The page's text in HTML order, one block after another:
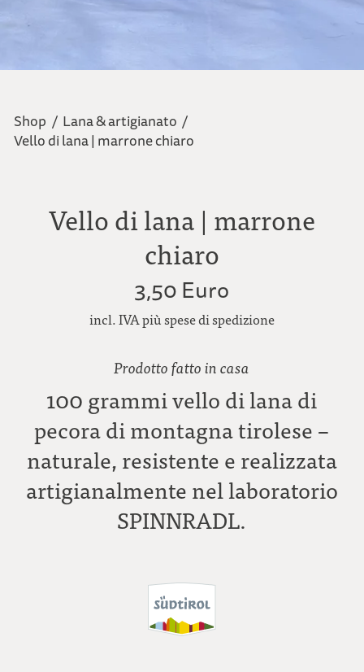
Shop / Lana & artigianato /
Vello di lana | marrone chiaro
Vello di lana | marrone
chiaro
3,50 Euro
incl. IVA più spese di spedizione
Prodotto fatto in casa
100 grammi vello di lana di
pecora di montagna tirolese –
naturale, resistente e realizzata
artigianalmente nel laboratorio
SPINNRADL.